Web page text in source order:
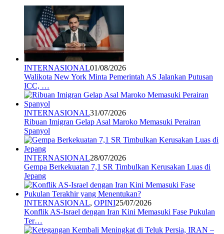
INTERNASIONAL01/08/2026
Walikota New York Minta Pemerintah AS Jalankan Putusan
ICC, …
INTERNASIONAL31/07/2026
Ribuan Imigran Gelap Asal Maroko Memasuki Perairan
Spanyol
INTERNASIONAL28/07/2026
Gempa Berkekuatan 7,1 SR Timbulkan Kerusakan Luas di
Jepang
INTERNASIONAL, OPINI25/07/2026
Konflik AS-Israel dengan Iran Kini Memasuki Fase Pukulan
Ter…